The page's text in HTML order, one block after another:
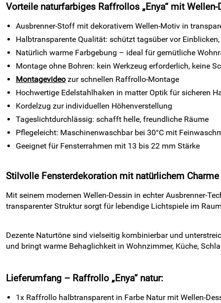
Vorteile naturfarbiges Raffrollos „Enya“ mit Wellen-
Ausbrenner-Stoff mit dekorativem Wellen-Motiv in
Halbtransparente Qualität: schützt tagsüber vor
Natürlich warme Farbgebung – ideal für gemütliche
Montage ohne Bohren: kein Werkzeug erforderlich, keine
Montagevideo zur schnellen Raffrollo-Montage
Hochwertige Edelstahlhaken in matter Optik für sicheren
Kordelzug zur individuellen Höhenverstellung
Tageslichtdurchlässig: schafft helle, freundliche Räume
Pflegeleicht: Maschinenwaschbar bei 30°C mit
Geeignet für Fensterrahmen mit 13 bis 22 mm Stärke
Stilvolle Fensterdekoration mit natürlichem Charme
Mit seinem modernen Wellen-Dessin in echter Ausbrenner-
transparenter Struktur sorgt für lebendige Lichtspiele im
Dezente Naturtöne sind vielseitig kombinierbar und
und bringt warme Behaglichkeit in Wohnzimmer, Küche,
Lieferumfang – Raffrollo „Enya“ natur:
1x Raffrollo halbtransparent in Farbe Natur mit Wellen-